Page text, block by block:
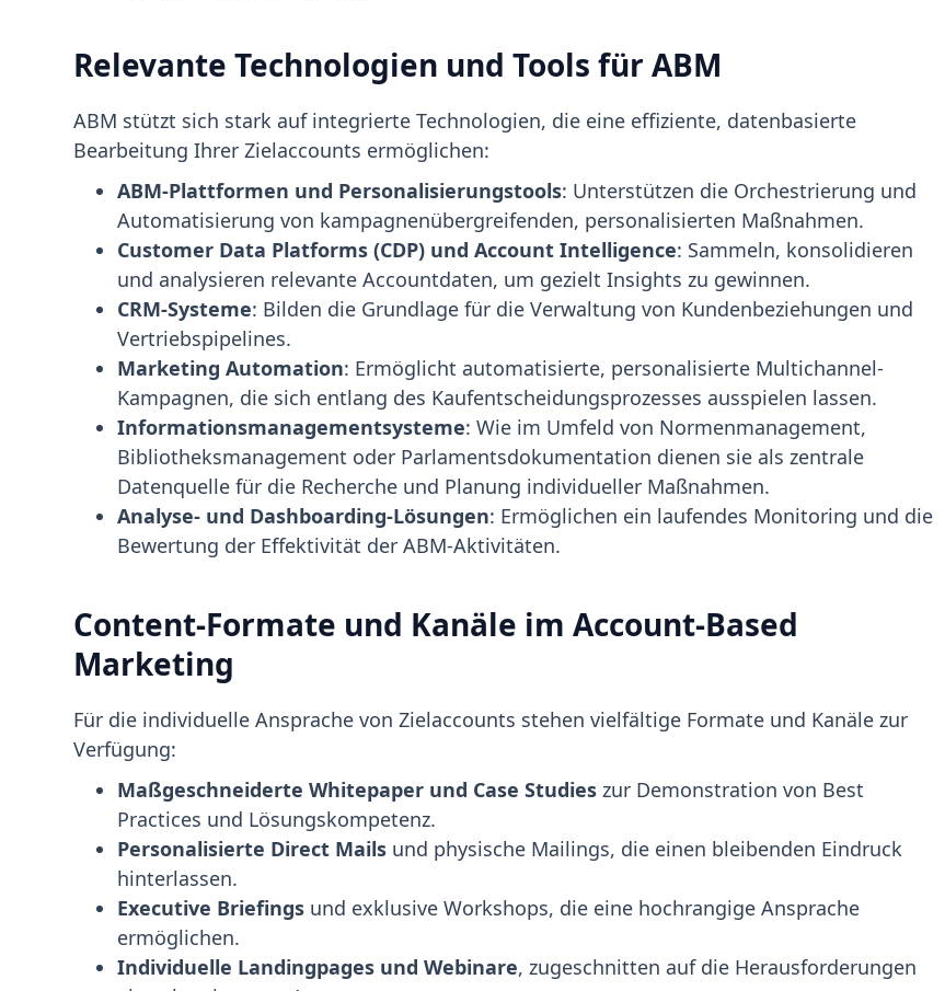
Relevante Technologien und Tools für ABM
ABM stützt sich stark auf integrierte Technologien, die eine effiziente, datenbasierte
Bearbeitung Ihrer Zielaccounts ermöglichen:
ABM-Plattformen und Personalisierungstools: Unterstützen die Orchestrierung und
Automatisierung von kampagnenübergreifenden, personalisierten Maßnahmen.
Customer Data Platforms (CDP) und Account Intelligence: Sammeln, konsolidieren
und analysieren relevante Accountdaten, um gezielt Insights zu gewinnen.
CRM-Systeme: Bilden die Grundlage für die Verwaltung von Kundenbeziehungen und
Vertriebspipelines.
Marketing Automation: Ermöglicht automatisierte, personalisierte Multichannel-
Kampagnen, die sich entlang des Kaufentscheidungsprozesses ausspielen lassen.
Informationsmanagementsysteme: Wie im Umfeld von Normenmanagement,
Bibliotheksmanagement oder Parlamentsdokumentation dienen sie als zentrale
Datenquelle für die Recherche und Planung individueller Maßnahmen.
Analyse- und Dashboarding-Lösungen: Ermöglichen ein laufendes Monitoring und die
Bewertung der Effektivität der ABM-Aktivitäten.
Content-Formate und Kanäle im Account-Based
Marketing
Für die individuelle Ansprache von Zielaccounts stehen vielfältige Formate und Kanäle zur
Verfügung:
Maßgeschneiderte Whitepaper und Case Studies zur Demonstration von Best
Practices und Lösungskompetenz.
Personalisierte Direct Mails und physische Mailings, die einen bleibenden Eindruck
hinterlassen.
Executive Briefings und exklusive Workshops, die eine hochrangige Ansprache
ermöglichen.
Individuelle Landingpages und Webinare, zugeschnitten auf die Herausforderungen